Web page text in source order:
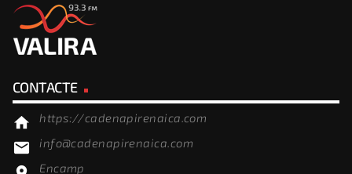
CONTACTE
home https://cadenapirenaica.com
email info@cadenapirenaica.com
Encamp